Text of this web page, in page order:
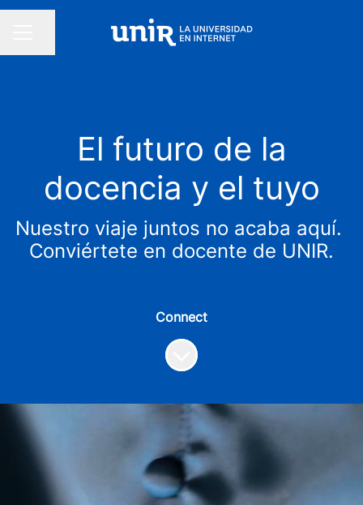
MENÚ DE EMPLEO
Compartir página
El futuro de la
docencia y el tuyo
Nuestro viaje juntos no acaba aquí. ​
Conviértete en docente de UNIR.
Connect
Más contenido
Ya conoces UNIR